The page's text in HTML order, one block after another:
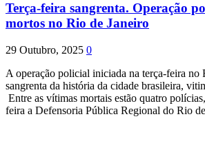
Terça-feira sangrenta. Operação
mortos no Rio de Janeiro
29 Outubro, 2025 0
A operação policial iniciada na terça-feira no
sangrenta da história da cidade brasileira,
Entre as vítimas mortais estão quatro
feira a Defensoria Pública Regional do Rio